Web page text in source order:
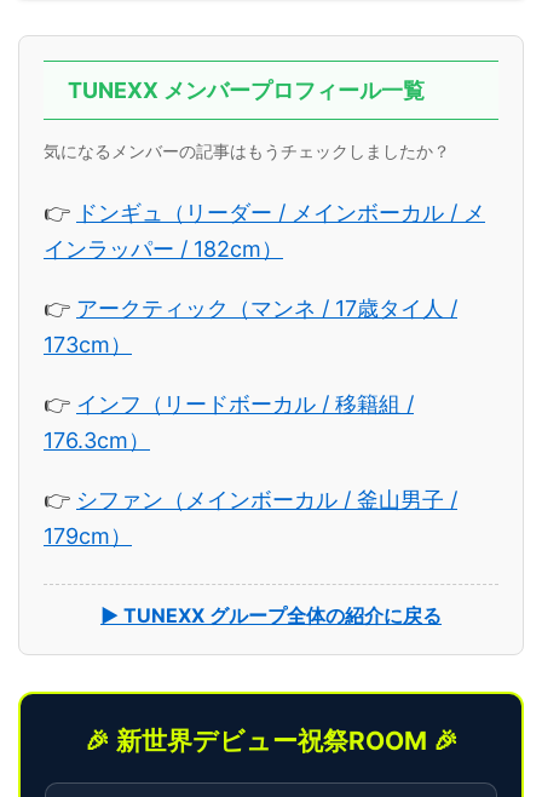
TUNEXX メンバープロフィール一覧
気になるメンバーの記事はもうチェックしましたか？
👉 ドンギュ（リーダー / メインボーカル / メ
インラッパー / 182cm）
👉 アークティック（マンネ / 17歳タイ人 /
173cm）
👉 インフ（リードボーカル / 移籍組 /
176.3cm）
👉 シファン（メインボーカル / 釜山男子 /
179cm）
▶ TUNEXX グループ全体の紹介に戻る
🎉 新世界デビュー祝祭ROOM 🎉